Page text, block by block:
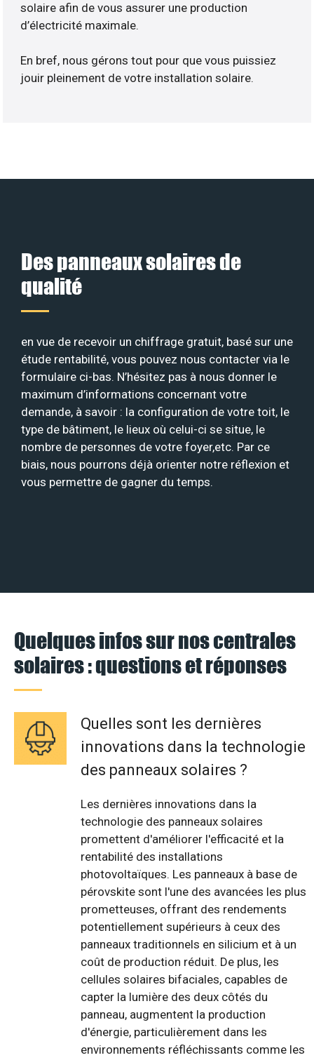
solaire afin de vous assurer une production
d’électricité maximale.
En bref, nous gérons tout pour que vous puissiez
jouir pleinement de votre installation solaire.
Des panneaux solaires de
qualité
en vue de recevoir un chiffrage gratuit, basé sur une
étude rentabilité, vous pouvez nous contacter via le
formulaire ci-bas. N’hésitez pas à nous donner le
maximum d’informations concernant votre
demande, à savoir : la configuration de votre toit, le
type de bâtiment, le lieux où celui-ci se situe, le
nombre de personnes de votre foyer,etc. Par ce
biais, nous pourrons déjà orienter notre réflexion et
vous permettre de gagner du temps.
Quelques infos sur nos centrales
solaires : questions et réponses
Quelles sont les dernières
innovations dans la technologie
des panneaux solaires ?
Les dernières innovations dans la
technologie des panneaux solaires
promettent d'améliorer l'efficacité et la
rentabilité des installations
photovoltaïques. Les panneaux à base de
pérovskite sont l'une des avancées les plus
prometteuses, offrant des rendements
potentiellement supérieurs à ceux des
panneaux traditionnels en silicium et à un
coût de production réduit. De plus, les
cellules solaires bifaciales, capables de
capter la lumière des deux côtés du
panneau, augmentent la production
d'énergie, particulièrement dans les
environnements réfléchissants comme les